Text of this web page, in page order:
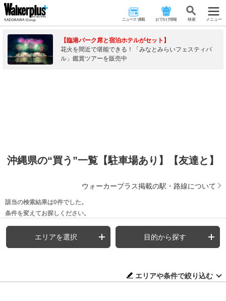
ニュース･連載 おでかけ情報 検 索 メニュー
【臨港パーク席と宿泊ホテルがセット】
花火を間近で堪能できる！「みなとみらいフェスティバ
ル」鑑賞ツアーを販売中
沖縄県の“買う”一覧【駐車場あり】【友達と】
ウォーカープラス掲載の駅・路線について
該当の検索結果は0件でした。
条件を変えてお探しください。
エリアを選択 目的から探す
エリアや条件で絞り込む